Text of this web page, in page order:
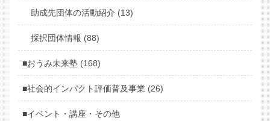
助成先団体の活動紹介 (13)
採択団体情報 (88)
■おうみ未来塾 (168)
■社会的インパクト評価普及事業 (26)
■イベント・講座・その他